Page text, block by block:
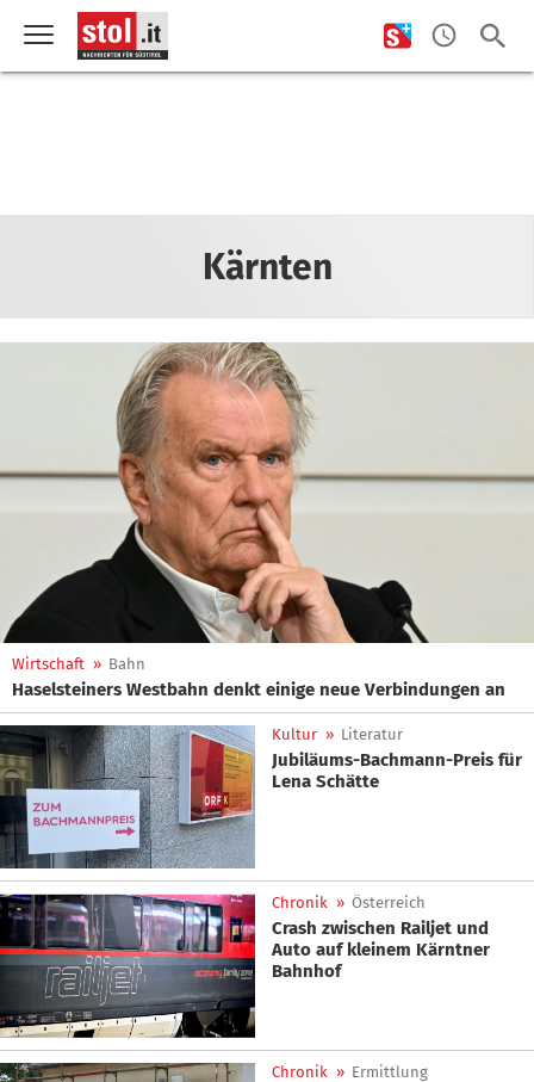
Kärnten
Wirtschaft » Bahn
Haselsteiners Westbahn denkt einige neue Verbindungen an
Kultur » Literatur
Jubiläums-Bachmann-Preis für
Lena Schätte
Chronik » Österreich
Crash zwischen Railjet und
Auto auf kleinem Kärntner
Bahnhof
Chronik » Ermittlung